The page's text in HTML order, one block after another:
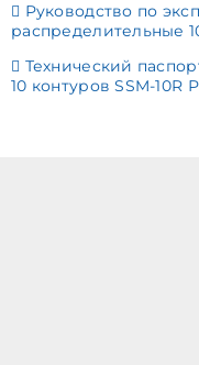
Руководство по
распределительные
Технический
10 контуров SSM-10R